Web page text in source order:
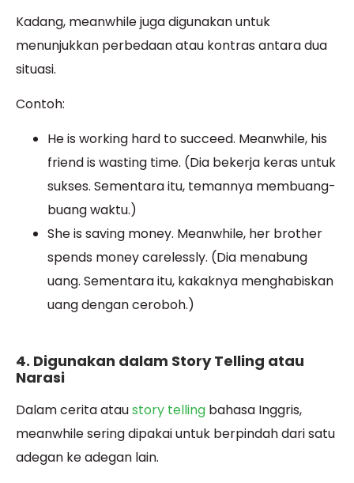
Kadang, meanwhile juga digunakan untuk
menunjukkan perbedaan atau kontras antara dua
situasi.
Contoh:
He is working hard to succeed. Meanwhile, his
friend is wasting time. (Dia bekerja keras untuk
sukses. Sementara itu, temannya membuang-
buang waktu.)
She is saving money. Meanwhile, her brother
spends money carelessly. (Dia menabung
uang. Sementara itu, kakaknya menghabiskan
uang dengan ceroboh.)
4. Digunakan dalam Story Telling atau
Narasi
Dalam cerita ataustory telling bahasa Inggris,
meanwhile sering dipakai untuk berpindah dari satu
adegan ke adegan lain.